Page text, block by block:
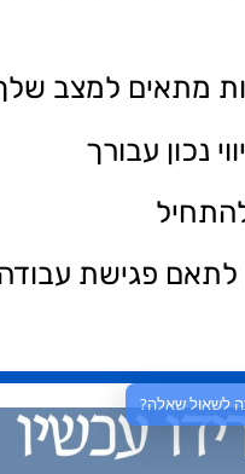
מתאים למצב
נכון עבורך
לתאם פגישת עבודה
לשאול שאלה?